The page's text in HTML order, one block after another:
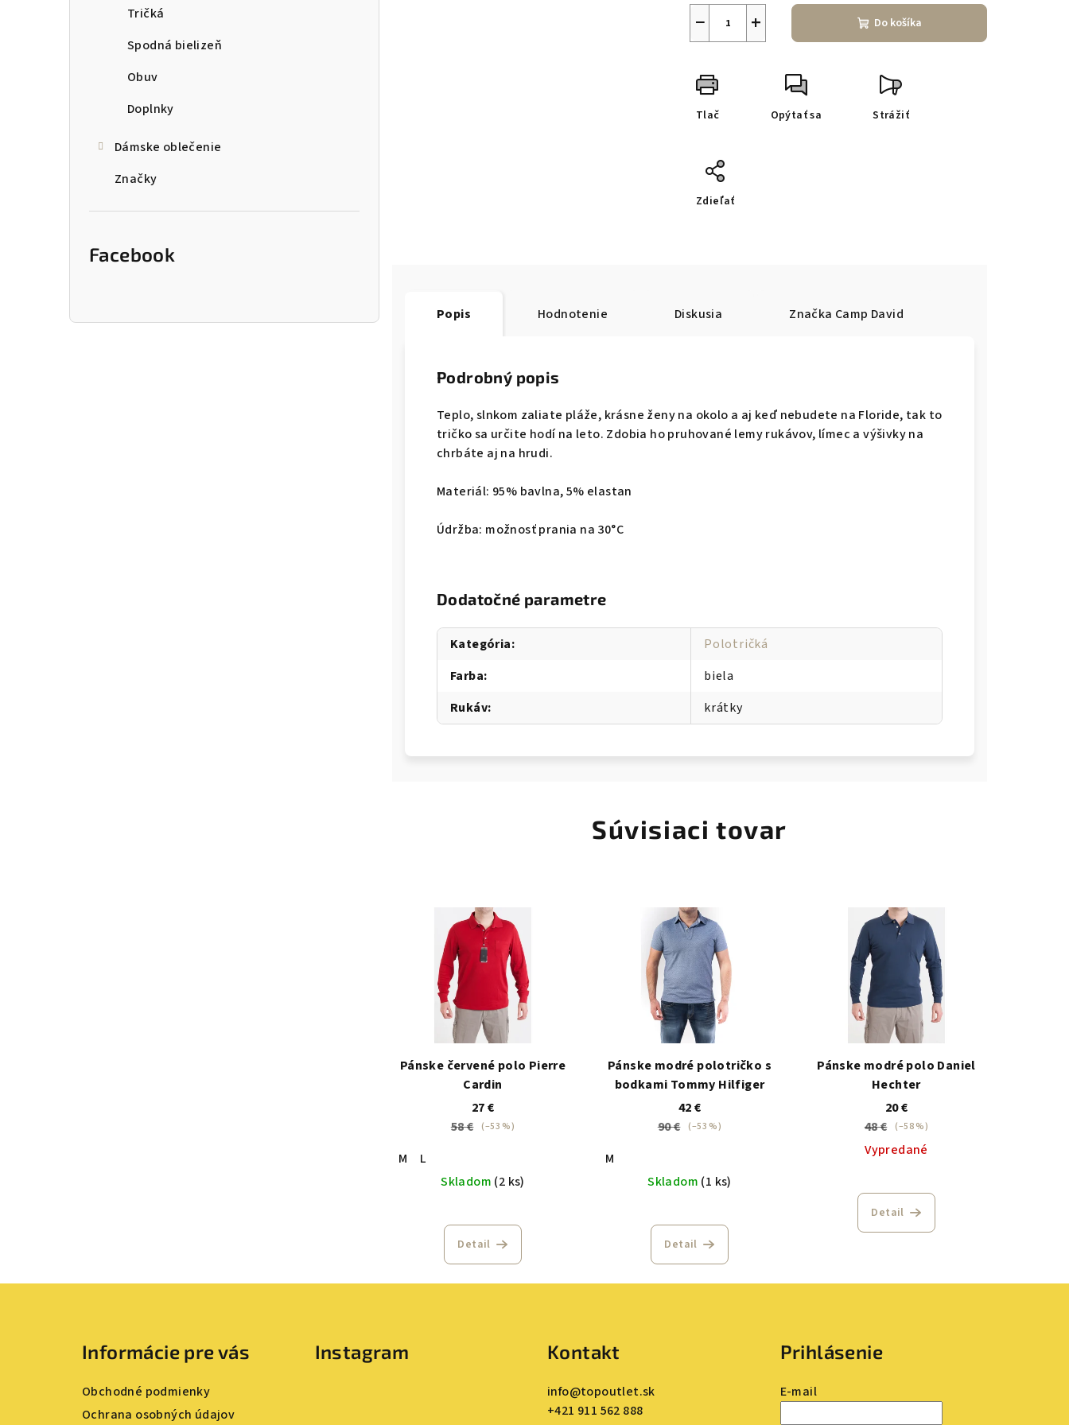
Tričká
Spodná bielizeň
Obuv
Doplnky
Dámske oblečenie
Značky
Facebook
+
− Do košíka
Tlač Opýtať sa Strážiť
Zdieľať
Popis Hodnotenie Diskusia Značka Camp David
Podrobný popis
Teplo, slnkom zaliate pláže, krásne ženy na okolo a aj keď nebudete na Floride, tak to
tričko sa určite hodí na leto. Zdobia ho pruhované lemy rukávov, límec a výšivky na
chrbáte aj na hrudi.
Materiál: 95% bavlna, 5% elastan
Údržba: možnosť prania na 30°C
Dodatočné parametre
Kategória:
Polotričká
Farba:
biela
Rukáv: krátky
Súvisiaci tovar
Pánske červené polo Pierre
Cardin
27 €
58 €
(–53 %)
M
L
Skladom (2 ks)
Detail
Pánske modré polotričko s
bodkami Tommy Hilfiger
42 €
90 €
(–53 %)
M
Skladom (1 ks)
Detail
Pánske modré polo Daniel
Hechter
20 €
48 €
(–58 %)
Vypredané
Detail
Informácie pre vás
Obchodné podmienky
Ochrana osobných údajov
Instagram Kontakt
info@topoutlet.sk
+421 911 562 888
Prihlásenie
E-mail